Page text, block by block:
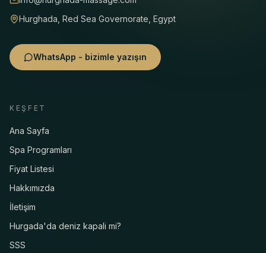
Hurghada, Red Sea Governorate, Egypt
WhatsApp - bizimle yazışın
KEŞFET
Ana Sayfa
Spa Programları
Fiyat Listesi
Hakkımızda
İletişim
Hurgada'da deniz kapali mi?
SSS